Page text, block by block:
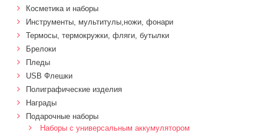
Косметика и наборы
Инструменты, мультитулы,ножи, фонари
Термосы, термокружки, фляги, бутылки
Брелоки
Пледы
USB Флешки
Полиграфические изделия
Награды
Подарочные наборы
Наборы с универсальным аккумулятором